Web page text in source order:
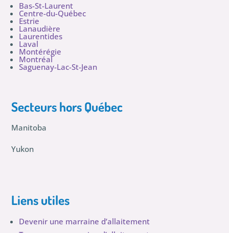
Bas-St-Laurent
Centre-du-Québec
Estrie
Lanaudière
Laurentides
Laval
Montérégie
Montréal
Saguenay-Lac-St-Jean
Secteurs hors Québec
Manitoba
Yukon
Liens utiles
Devenir une marraine d’allaitement